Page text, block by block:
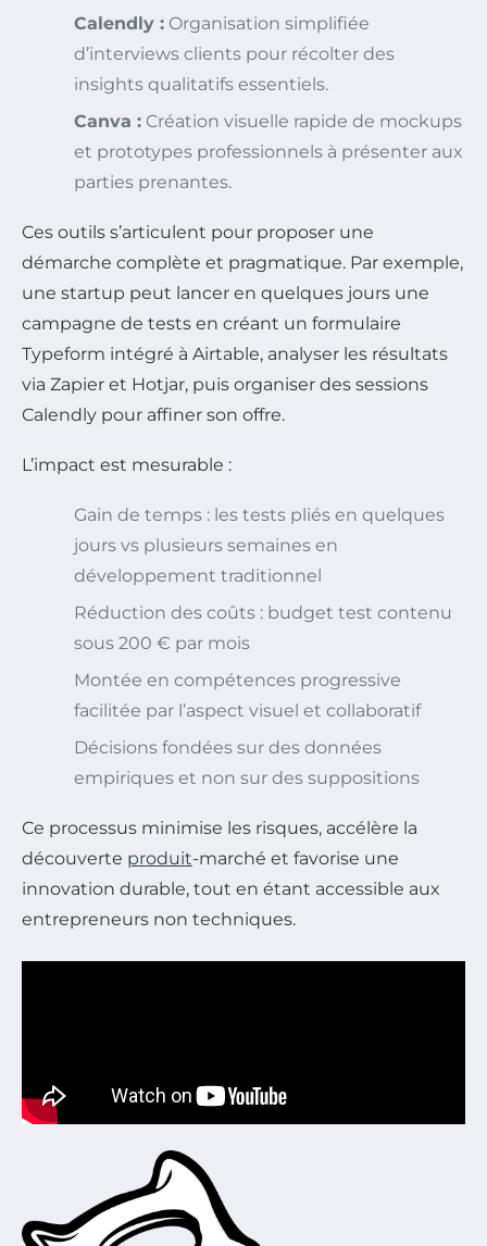
Calendly : Organisation simplifiée
d’interviews clients pour récolter des
insights qualitatifs essentiels.
Canva : Création visuelle rapide de mockups
et prototypes professionnels à présenter aux
parties prenantes.
Ces outils s’articulent pour proposer une
démarche complète et pragmatique. Par exemple,
une startup peut lancer en quelques jours une
campagne de tests en créant un formulaire
Typeform intégré à Airtable, analyser les résultats
via Zapier et Hotjar, puis organiser des sessions
Calendly pour affiner son offre.
L’impact est mesurable :
Gain de temps : les tests pliés en quelques
jours vs plusieurs semaines en
développement traditionnel
Réduction des coûts : budget test contenu
sous 200 € par mois
Montée en compétences progressive
facilitée par l’aspect visuel et collaboratif
Décisions fondées sur des données
empiriques et non sur des suppositions
Ce processus minimise les risques, accélère la
découverte produit-marché et favorise une
innovation durable, tout en étant accessible aux
entrepreneurs non techniques.